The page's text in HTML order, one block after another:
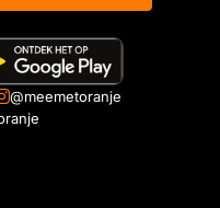
@meemetoranje